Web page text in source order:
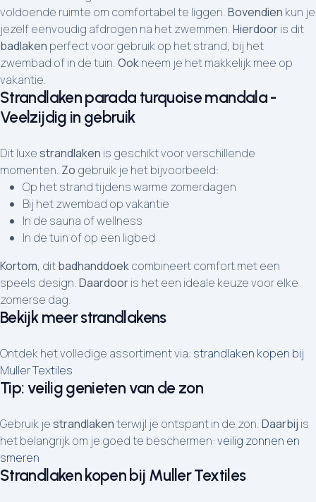
voldoende ruimte om comfortabel te liggen.Bovendien kun je
jezelf eenvoudig afdrogen na het zwemmen.Hierdooris dit
badlaken perfect voor gebruik op het strand, bij het
zwembad of in de tuin.Ookneem je het makkelijk mee op
vakantie.
Strandlaken parada turquoise mandala -
Veelzijdig in gebruik
Dit luxestrandlaken is geschikt voor verschillende
momenten. Zo gebruik je het bijvoorbeeld:
Op het strand tijdens warme zomerdagen
Bij het zwembad op vakantie
In de sauna of wellness
In de tuin of op een ligbed
Kortom, ditbadhanddoekcombineert comfort met een
speels design.Daardooris het een ideale keuze voor elke
zomerse dag.
Bekijk meer strandlakens
Ontdek het volledige assortiment via: strandlaken kopen bij
Muller Textiles
Tip: veilig genieten van de zon
Gebruik jestrandlakenterwijl je ontspant in de zon.Daarbij is
het belangrijk om je goed te beschermen:veilig zonnen en
smeren
Strandlaken kopen bij Muller Textiles